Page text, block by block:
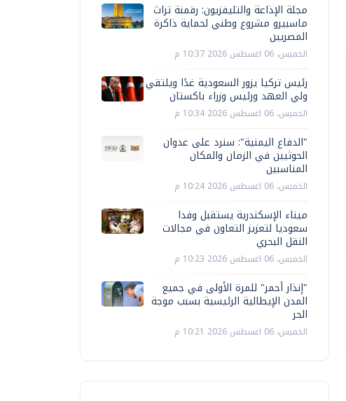
مجلة الإذاعة والتليفزيون: رقمنة تراث
ماسبيرو مشروع وطني لحماية ذاكرة
المصريين
الخميس، 06 اغسطس 2026 10:37 م
رئيس تركيا يزور السعودية غدًا ويلتقي
ولي العهد ورئيس وزراء باكستان
الخميس، 06 اغسطس 2026 10:34 م
"الدفاع اليمنية": سنرد على عدوان
الحوثيين في الزمان والمكان
المناسبين
الخميس، 06 اغسطس 2026 10:24 م
ميناء الإسكندرية يستقبل وفدا
سعوديا لتعزيز التعاون في مجالات
النقل البحري
الخميس، 06 اغسطس 2026 10:23 م
"إنذار أحمر" للمرة الأولى في جميع
المدن الإيطالية الرئيسية بسبب موجة
الحر
الخميس، 06 اغسطس 2026 10:21 م